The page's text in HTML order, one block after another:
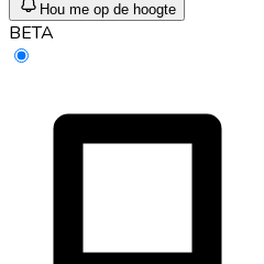
Hou me op de hoogte
BETA